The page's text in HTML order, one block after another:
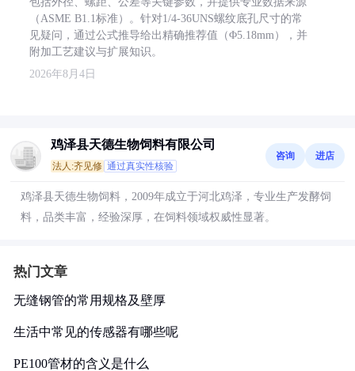
（ASME B1.1标准）。针对1/4-36UNS螺纹底孔尺寸的常
见疑问，通过公式推导给出精确推荐值（Φ5.18mm），并
附加工艺建议与扩展知识。
2026年8月4日
鸡泽县天德生物饲料有限公司
法人:齐见修 通过真实性核验
咨询 进店
鸡泽县天德生物饲料，2009年成立于河北鸡泽，专业生产发酵饲
料，品类丰富，经验深厚，在饲料领域权威性显著。
热门文章
无缝钢管的常用规格及壁厚
生活中常见的传感器有哪些呢
PE100管材的含义是什么